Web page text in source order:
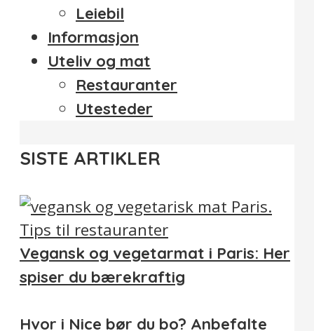
Leiebil
Informasjon
Uteliv og mat
Restauranter
Utesteder
SISTE ARTIKLER
Vegansk og vegetarmat i Paris: Her
spiser du bærekraftig
Hvor i Nice bør du bo? Anbefalte